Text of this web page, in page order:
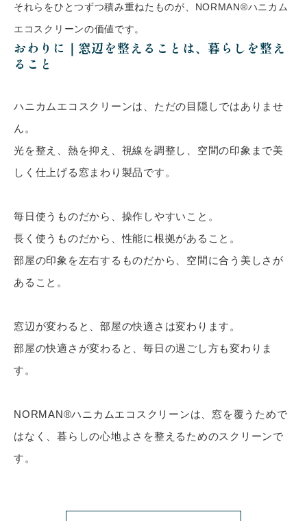
それらをひとつずつ積み重ねたものが、NORMAN®ハニカム
エコスクリーンの価値です。
おわりに｜窓辺を整えることは、暮らしを整え
ること
ハニカムエコスクリーンは、ただの目隠しではありませ
ん。
光を整え、熱を抑え、視線を調整し、空間の印象まで美
しく仕上げる窓まわり製品です。
毎日使うものだから、操作しやすいこと。
長く使うものだから、性能に根拠があること。
部屋の印象を左右するものだから、空間に合う美しさが
あること。
窓辺が変わると、部屋の快適さは変わります。
部屋の快適さが変わると、毎日の過ごし方も変わりま
す。
NORMAN®ハニカムエコスクリーンは、窓を覆うためで
はなく、暮らしの心地よさを整えるためのスクリーンで
す。